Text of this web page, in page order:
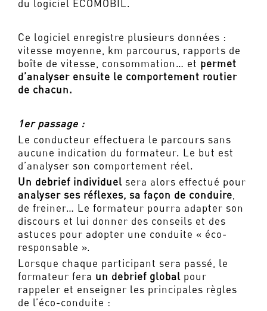
du logiciel ECOMOBIL.
Ce logiciel enregistre plusieurs données :
vitesse moyenne, km parcourus, rapports de
boîte de vitesse, consommation… et permet
d’analyser ensuite le comportement routier
de chacun.
1er passage :
Le conducteur effectuera le parcours sans
aucune indication du formateur. Le but est
d’analyser son comportement réel.
Un debrief individuel sera alors effectué pour
analyser ses réflexes, sa façon de conduire
de freiner… Le formateur pourra adapter son
discours et lui donner des conseils et des
astuces pour adopter une conduite « éco-
responsable ».
Lorsque chaque participant sera passé, le
formateur fera un debrief global pour
rappeler et enseigner les principales règles
de l’éco-conduite :